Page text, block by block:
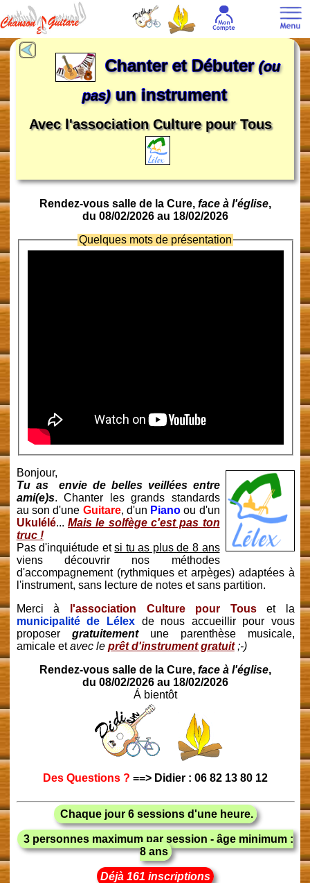
Chanter et Débuter(ou
pas)un instrument
Avec l'association Culture pour Tous
Rendez-vous salle de la Cure,face à l'église,
du 08/02/2026 au 18/02/2026
Quelques mots de présentation
Bonjour,
Tu as envie de belles veillées entre
ami(e)s. Chanter les grands standards
au son d'une Guitare, d'un Piano ou d'un
Ukulélé...Mais le solfège c'est pas ton
truc !
Pas d'inquiétude etsi tu as plus de 8 ans
viens découvrir nos méthodes
d'accompagnement (rythmiques et arpèges) adaptées à
l'instrument, sans lecture de notes et sans partition.
Merci à
l'association Culture pour Touset la
municipalité de Lélex de nous accueillir pour vous
proposer gratuitementune parenthèse musicale,
amicale etavec le prêt d'instrument gratuit;-)
Rendez-vous salle de la Cure,face à l'église,
du 08/02/2026 au 18/02/2026
Á bientôt
Des Questions ? ==> Didier : 06 82 13 80 12
Chaque jour 6 sessions d'une heure.
3 personnes maximum par session - âge minimum :
8 ans
Déjà 161 inscriptions